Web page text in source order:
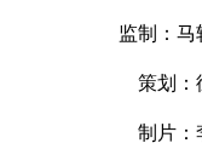
监制：
策划：
制片：